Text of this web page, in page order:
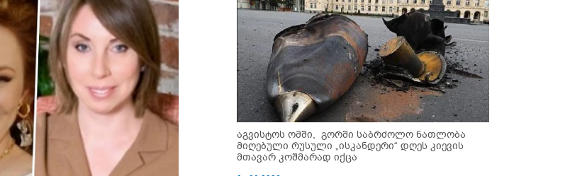
აგვისტოს ომში, გორში საბრძოლო ნათლობა
მიღებული რუსული „ისკანდერი“ დღეს კიევის
მთავარ კოშმარად იქცა